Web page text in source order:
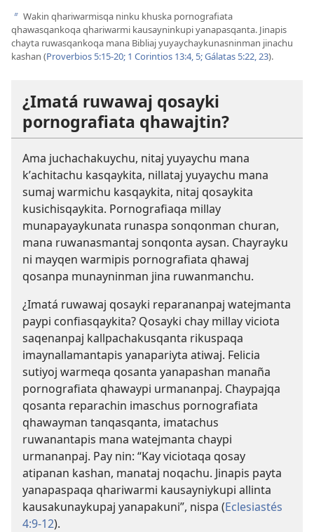
b Wakin qhariwarmisqa ninku khuska pornografiata
qhawasqankoqa qhariwarmi kausayninkupi yanapasqanta. Jinapis
chayta ruwasqankoqa mana Bibliaj yuyaychaykunasninman jinachu
kashan (Proverbios 5:15-20; 1 Corintios 13:4, 5;Gálatas 5:22, 23).
¿Imatá ruwawaj qosayki
pornografiata qhawajtin?
Ama juchachakuychu, nitaj yuyaychu mana
kʼachitachu kasqaykita, nillataj yuyaychu mana
sumaj warmichu kasqaykita, nitaj qosaykita
kusichisqaykita. Pornografiaqa millay
munapayaykunata runaspa sonqonman churan,
mana ruwanasmantaj sonqonta aysan. Chayrayku
ni mayqen warmipis pornografiata qhawaj
qosanpa munayninman jina ruwanmanchu.
¿Imatá ruwawaj qosayki reparananpaj watejmanta
paypi confiasqaykita? Qosayki chay millay viciota
saqenanpaj kallpachakusqanta rikuspaqa
imaynallamantapis yanapariyta atiwaj. Felicia
sutiyoj warmeqa qosanta yanapashan manaña
pornografiata qhawaypi urmananpaj. Chaypajqa
qosanta reparachin imaschus pornografiata
qhawayman tanqasqanta, imatachus
ruwanantapis mana watejmanta chaypi
urmananpaj. Pay nin: “Kay viciotaqa qosay
atipanan kashan, manataj noqachu. Jinapis payta
yanapaspaqa qhariwarmi kausayniykupi allinta
kausakunaykupaj yanapakuni”, nispa (Eclesiastés
4:9-12).